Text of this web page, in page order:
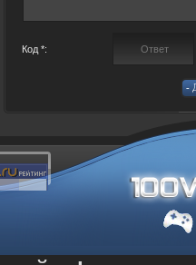
Код *: